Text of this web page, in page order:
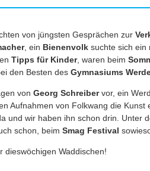
von jüngsten Gesprächen zur
, ein Bienenvolksuchte sich ein
Tipps für Kinder, waren beim
den Besten des Gymnasiums
von Georg Schreibervor, ein
Aufnahmen von Folkwang die Kunst
und wir haben ihn schon drin. Unter
schon, beim Smag Festival
dieswöchigen Waddischen!